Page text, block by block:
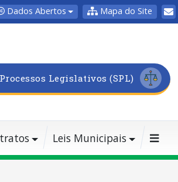
Dados Abertos Mapa do Site
Legislativos (SPL)
Leis Municipais